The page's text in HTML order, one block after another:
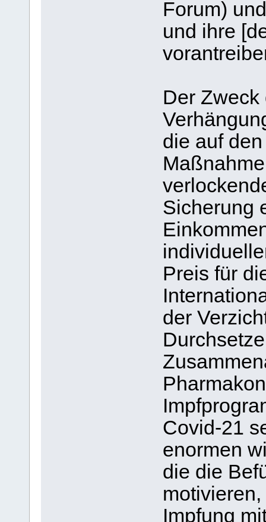
Forum)
und ihre
Der Zweck
die auf
Sicherung
Preis für
der
Covid-21
enormen
die die
Impfung